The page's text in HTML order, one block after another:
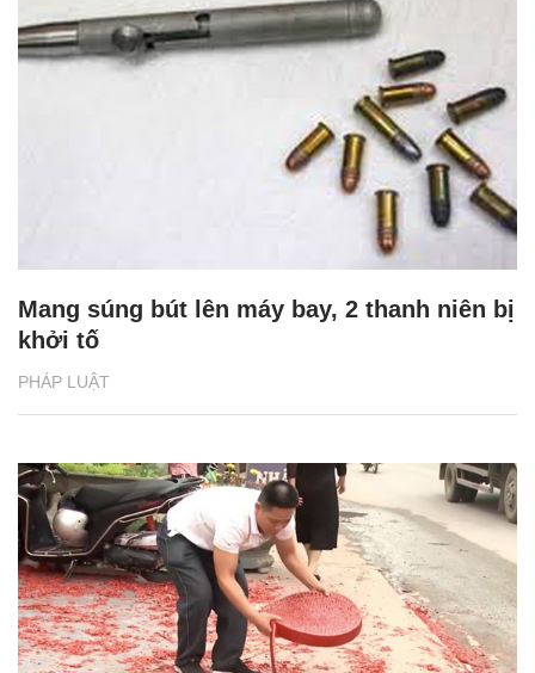
PHÁP LUẬT
Mang súng bút lên máy bay, 2 thanh niên bị
khởi tố